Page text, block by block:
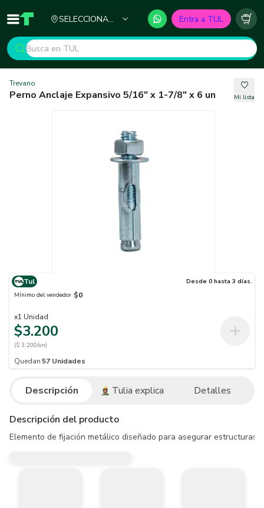
Inicio TUL - Tu Marketplace de Construcción
SELECCIONA
Entra a TUL
Trevano
Perno Anclaje Expansivo 5/16" x 1-7/8" x 6 un Mi lista
Tul
Desde 0 hasta 3 días.
Mínimo del vendedor $0
x1 Unidad
$3.200
($ 3.200/un)
Quedan 57 Unidades
Descripción Tulia explica Detalles
Descripción del producto
Elemento de fijación metálico diseñado para asegurar